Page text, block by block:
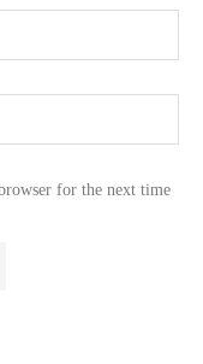
for the next time